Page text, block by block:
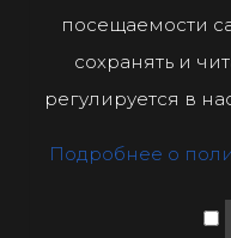
посещаемости
сохранять и
регулируется в
Подробнее о